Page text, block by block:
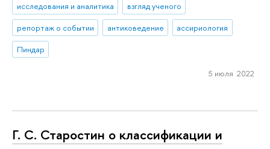
исследования и аналитика
взгляд ученого
репортаж о событии
антиковедение
ассириология
Пиндар
5 июля 2022
Г. С. Старостин о классификации и